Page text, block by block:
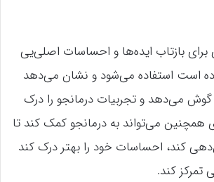
بازتاب ایده‌ها و احساسات اصلی‌یی
است استفاده می‌شود و نشان می‌دهد
گوش می‌دهد و تجربیات درمانجو را درک
می‌تواند به درمانجو کمک کند تا
کند، احساسات خود را بهتر درک کند
کند.